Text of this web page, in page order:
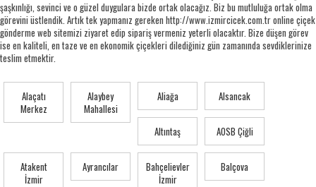
şaşkınlığı, sevinci ve o güzel duygulara bizde ortak olacağız. Biz bu mutluluğa ortak olma
görevini üstlendik. Artık tek yapmanız gereken http://www.izmircicek.com.tr online çiçek
gönderme web sitemizi ziyaret edip sipariş vermeniz yeterli olacaktır. Bize düşen görev
ise en kaliteli, en taze ve en ekonomik çiçekleri dilediğiniz gün zamanında sevdiklerinize
teslim etmektir.
Alaçatı
Merkez
Alaybey
Mahallesi
Aliağa Alsancak
Altıntaş AOSB Çiğli
Atakent
İzmir
Ayrancılar
Bahçelievler
İzmir
Balçova